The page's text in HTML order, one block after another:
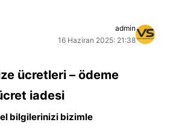
admin
16 Haziran 2025: 21:38
ücretleri – ödeme
iadesi
bilgilerinizi bizimle